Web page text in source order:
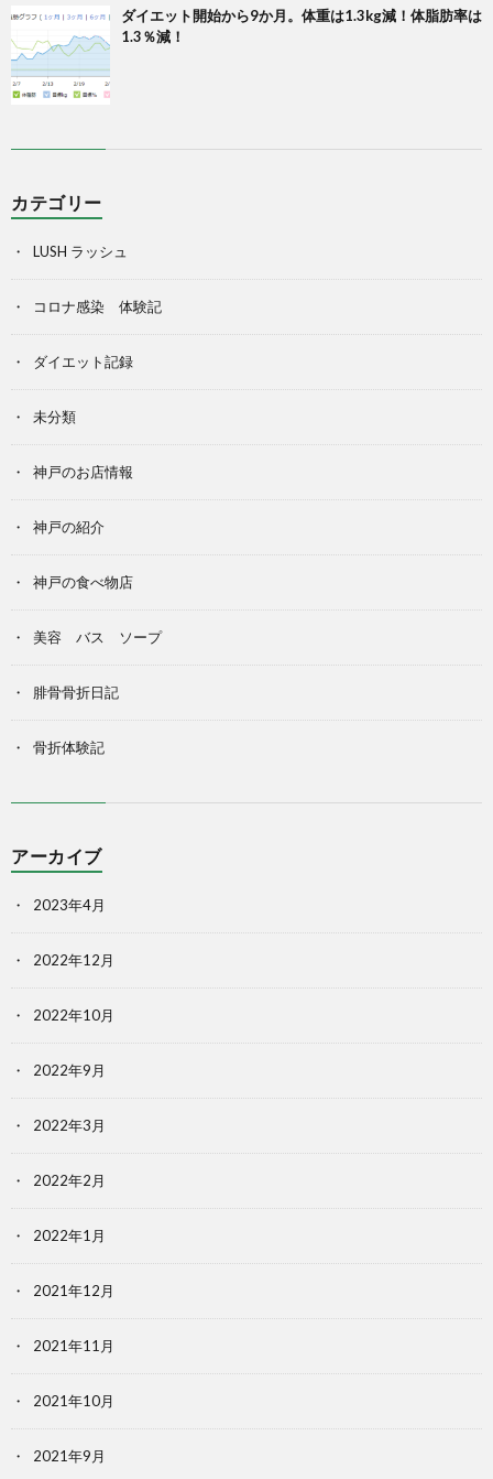
ダイエット開始から9か月。体重は1.3kg減！体脂肪率は
1.3％減！
カテゴリー
LUSH ラッシュ
コロナ感染 体験記
ダイエット記録
未分類
神戸のお店情報
神戸の紹介
神戸の食べ物店
美容 バス ソープ
腓骨骨折日記
骨折体験記
アーカイブ
2023年4月
2022年12月
2022年10月
2022年9月
2022年3月
2022年2月
2022年1月
2021年12月
2021年11月
2021年10月
2021年9月